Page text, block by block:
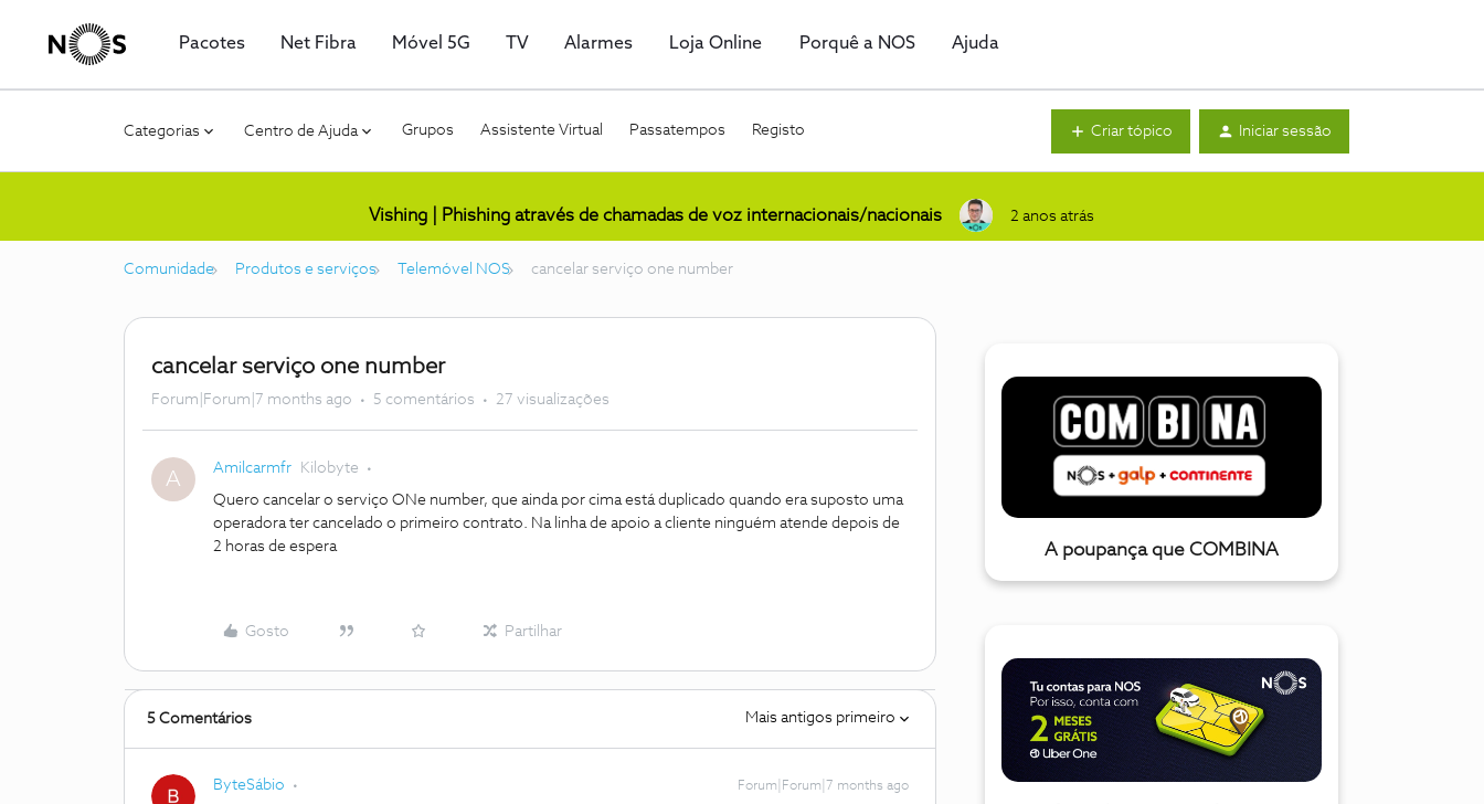
Pacotes Net Fibra Móvel 5G TV Alarmes Loja Online Porquê a NOS Ajuda
Categorias Centro de Ajuda Grupos Assistente Virtual Passatempos Registo Criar tópico Iniciar sessão
Vishing | Phishing através de chamadas de voz internacionais/nacionais 2 anos atrás
Comunidade Produtos e serviços Telemóvel NOS cancelar serviço one number
cancelar serviço one number
Forum|Forum|7 months ago 5 comentários 27 visualizações
A Amilcarmfr Kilobyte
Quero cancelar o serviço ONe number, que ainda por cima está duplicado quando era suposto uma
operadora ter cancelado o primeiro contrato. Na linha de apoio a cliente ninguém atende depois de
2 horas de espera
Gosto Partilhar
5 Comentários Mais antigos primeiro
ByteSábio Forum|Forum|7 months ago
A poupança que COMBINA